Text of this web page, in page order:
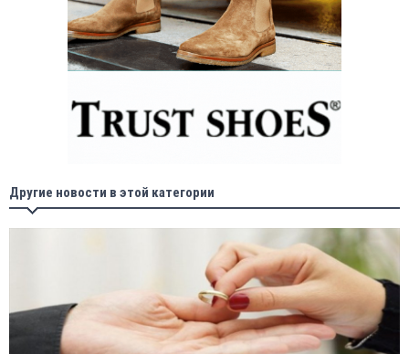
Другие новости в этой категории